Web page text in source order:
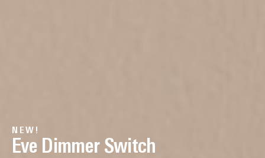
NEW!
Eve Dimmer Switch